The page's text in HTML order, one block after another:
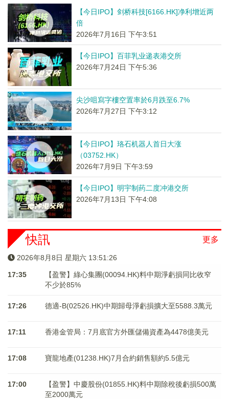
【今日IPO】剑桥科技[6166.HK]净利增近两
倍
2026年7月16日 下午3:51
【今日IPO】百菲乳业递表港交所
2026年7月24日 下午5:36
尖沙咀寫字樓空置率於6月跌至6.7%
2026年7月27日 下午3:12
【今日IPO】珞石机器人首日大涨
（03752.HK）
2026年7月9日 下午3:59
【今日IPO】明宇制药二度冲港交所
2026年7月13日 下午4:08
更多
快訊
2026年8月8日 星期六 13:51:26
17:35
【盈警】綠心集團(00094.HK)料中期淨虧損同比收窄
不少於85%
17:26 德適-B(02526.HK)中期歸母淨虧損擴大至5588.3萬元
17:11 香港金管局：7月底官方外匯儲備資產為4478億美元
17:08 寶龍地產(01238.HK)7月合約銷售額約5.5億元
17:00
【盈警】中慶股份(01855.HK)料中期除稅後虧損500萬
至2000萬元